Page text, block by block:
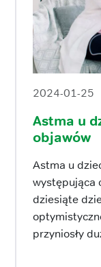
2024-01-25
Astma u
objawów
Astma u
występująca
dziesiąte
przyniosły